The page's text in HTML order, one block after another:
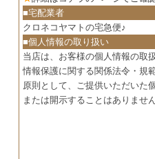
■宅配業者
クロネコヤマトの宅急便♪
■個人情報の取り扱い
当店は、お客様の個人情報の取
情報保護に関する関係法令・規
原則として、ご提供いただいた
または開示することはありませ